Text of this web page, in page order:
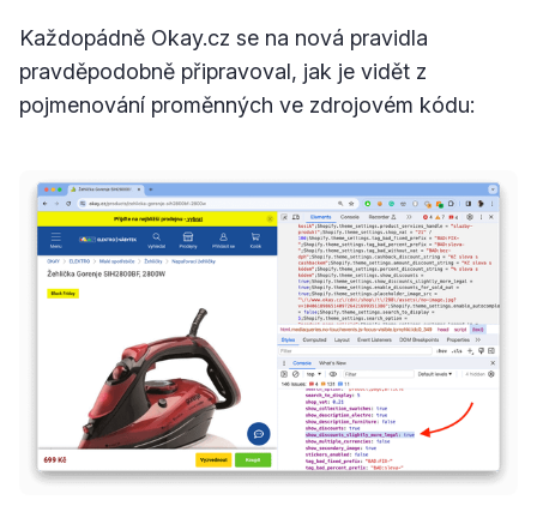
Každopádně Okay.cz se na nová pravidla
pravděpodobně připravoval, jak je vidět z
pojmenování proměnných ve zdrojovém kódu: